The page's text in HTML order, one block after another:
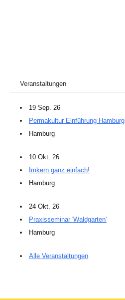
Veranstaltungen
19 Sep. 26
Permakultur Einführung Hamburg
Hamburg
10 Okt. 26
Imkern ganz einfach!
Hamburg
24 Okt. 26
Praxisseminar 'Waldgarten'
Hamburg
Alle Veranstaltungen